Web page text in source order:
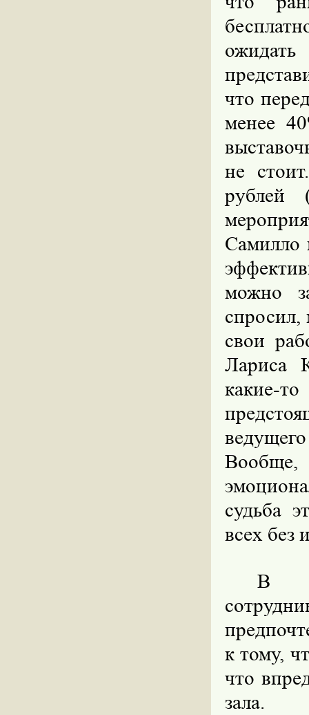
что
менее
не
рублей
Самилло
можно
спросил,
свои
Лариса
какие-
судьба
всех без
В
к тому,
что
зала.